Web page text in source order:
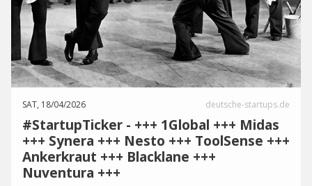
SAT, 18/04/2026 deutsche-startups.de
#StartupTicker - +++ 1Global +++ Midas
+++ Synera +++ Nesto +++ ToolSense +++
Ankerkraut +++ Blacklane +++
Nuventura +++